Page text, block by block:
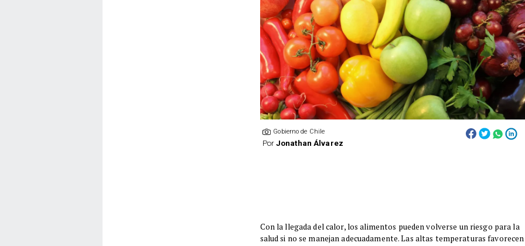
Gobierno de Chile
Por Jonathan Álvarez
​Con la llegada del calor, los alimentos pueden volverse un riesgo para la
salud si no se manejan adecuadamente. Las altas temperaturas favorecen